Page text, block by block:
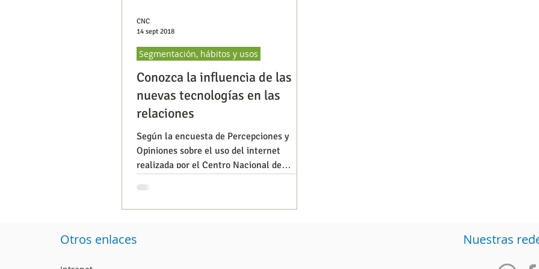
Conozca la influencia de las
nuevas tecnologías en las
relaciones
Según la encuesta de Percepciones y
Opiniones sobre el uso del internet
realizada por el Centro Nacional de
Segmentación, hábitos y usos
CNC
14 sept 2018
Otros enlaces Nuestras